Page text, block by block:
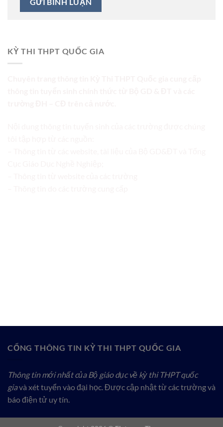
KỲ THI THPT QUỐC GIA
CỔNG THÔNG TIN KỲ THI THPT QUỐC GIA
Thông tin mới nhất của Bộ giáo dục về kỳ thi THPT quốc
giavà xét tuyển vào đại học. Được cập nhật từ các trường và
báo điện tử uy tín.